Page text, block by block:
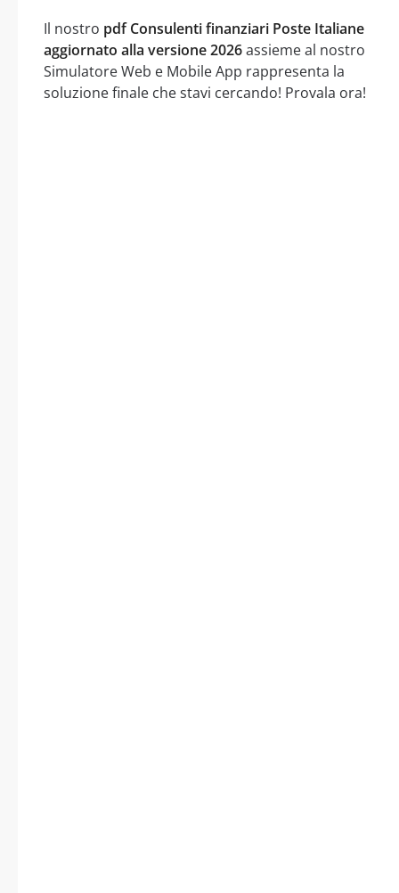
Il nostro pdf Consulenti finanziari Poste Italiane
aggiornato alla versione 2026assieme al nostro
Simulatore Web e Mobile App rappresenta la
soluzione finale che stavi cercando! Provala ora!